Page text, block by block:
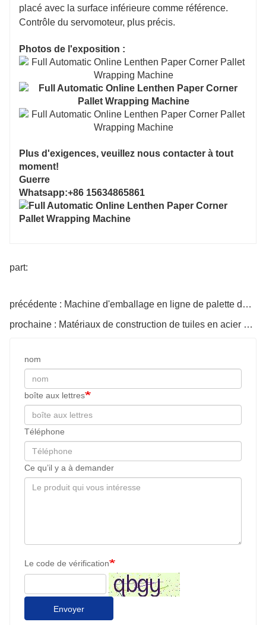
placé avec la surface inférieure comme référence.
Contrôle du servomoteur, plus précis.
Photos de l'exposition :
Plus d'exigences, veuillez nous contacter à tout
moment!
Guerre
Whatsapp:+86 15634865861
part:
précédente : Machine d'emballage en ligne de palette de protection de coin de papier étendue automatique
prochaine : Matériaux de construction de tuiles en acier de couleur entièrement automatiques (plaque profilée) ou palettiseur/empileur de marchandises en palettes
nom
boîte aux lettres
Téléphone
Ce qu’il y a à demander
Le code de vérification
Envoyer